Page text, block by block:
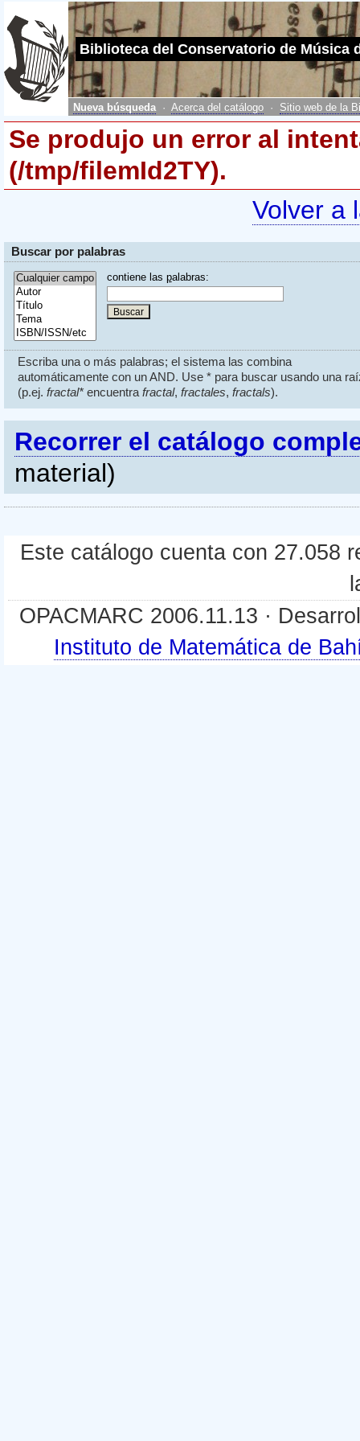
Biblioteca del Conservatorio de Música
Nueva búsqueda ·Acerca del catálogo · Sitio web de la
Se produjo un error al
(/tmp/filemId2TY).
Volver a
Buscar por palabras
contiene las palabras:
Escriba una o más palabras; el sistema las combina
automáticamente con un AND. Use * para buscar usando una
(p.ej. fractal*encuentra fractal, fractales, fractals).
Recorrer el catálogo
material)
Este catálogo cuenta con 27.058
OPACMARC 2006.11.13 ·
Instituto de Matemática de